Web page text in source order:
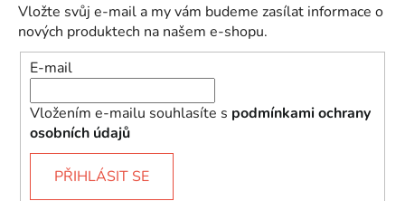
Vložte svůj e-mail a my vám budeme zasílat informace o
nových produktech na našem e-shopu.
E-mail
Vložením e-mailu souhlasíte s podmínkami ochrany
osobních údajů
PŘIHLÁSIT SE